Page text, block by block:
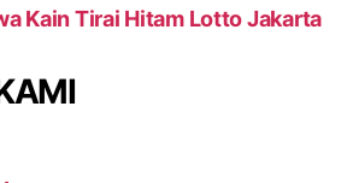
Kain Tirai Hitam Lotto Jakarta